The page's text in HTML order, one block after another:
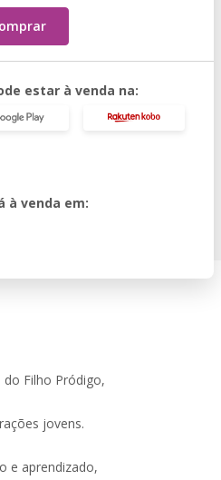
estar à venda na:
à venda em:
Filho Pródigo,
jovens.
e aprendizado,